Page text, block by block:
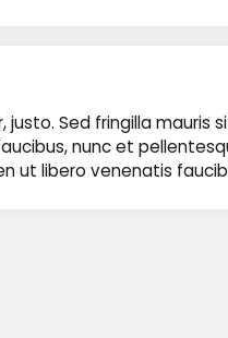
Sed fringilla mauris
nunc et
ut libero venenatis